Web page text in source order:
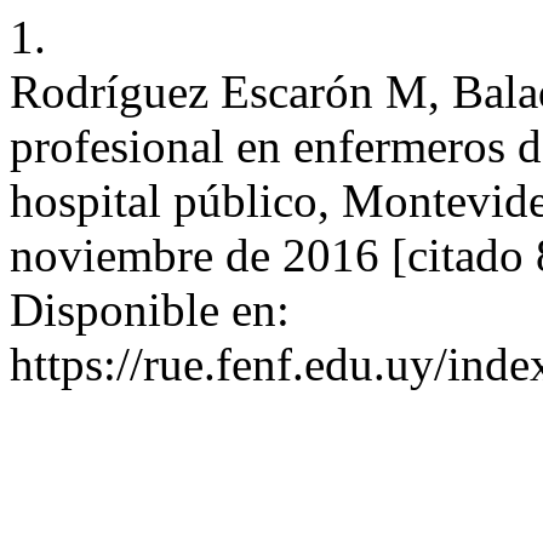
1.
Rodríguez Escarón M,
profesional en enfermeros
hospital público,
noviembre de 2016 [citado
Disponible en:
https://rue.fenf.edu.uy/